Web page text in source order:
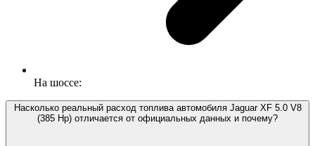
На шоссе:
Насколько реальный расход топлива автомобиля Jaguar XF 5.0 V8
(385 Hp) отличается от официальных данных и почему?